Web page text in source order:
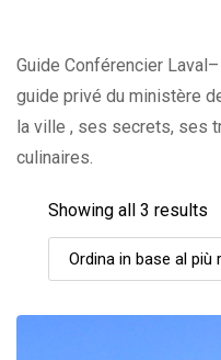
Guide Conférencier
guide privé du ministère
la ville , ses secrets, ses
culinaires.
Showing all 3 results